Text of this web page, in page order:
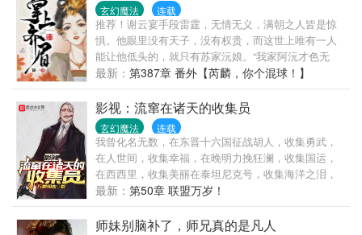
玄幻魔法 连载
推荐！谢云宴手段雷霆，无情无义，满朝之人皆是惊
惧。他眼里没有天子，没有权贵，而这世上唯有一人
能让他低头的，就只有苏家沅娘。“我家阿沅才色无
双。”“我家阿沅蕙质兰心。”“我家阿沅是府中珍宝，无
人能欺。”……苏锦沅重生时萧家满门落罪，未婚夫战
死沙场，将军府只剩养子谢云宴。她踩着荆棘护着萧
家，原是想等萧家重上凌霄那日就安静离开，却不想
被红了眼的男人抵在墙头。“阿沅，爱给你，命给你，
天下都给你，我只要你。”
最新： 第387章 番外【芮麟，你个混球！】
影视：流窜在诸天的收集员
玄幻魔法 连载
我曾化名无数，在东晋十六国征战胡人，收集勇武，
在人世间，收集幸福，在晚明力挽狂澜，收集国运，
在西西里，收集美丽在泰坦尼克号，收集海洋之泪，
我是一个朴素无华的收集员，流窜作案，从未被捕。
最新： 第50章 联盟万岁！
师妹别脑补了，师兄真的是凡人